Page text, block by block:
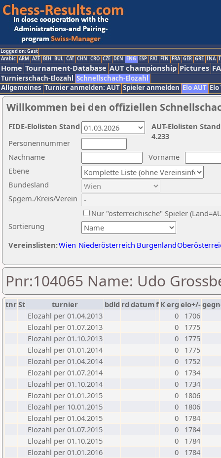
Logged on: Gast
Arabic ARM AZE BIH BUL CAT CHN CRO CZE DEN ENG ESP FAI FIN FRA GER GRE INA
Home Tournament-Database AUT championship Pictures
Turnierschach-Elozahl Schnellschach-Elozahl
Allgemeines Turnier anmelden: AUT Spieler anmelden Elo AUT
Willkommen bei den offiziellen
Nachname
Vorname
Ebene
Sortierung
Personennummer
Bundesland
Spgem./Kreis/Verein
Nur "österreichische" Spieler
Vereinslisten:Wien Niederösterreich Burgenland
AUT-Elolisten
4.233
FIDE-Elolisten Stand
Pnr:104065 Name: Udo
tnrSt turnier bdld rd datumf Kerg elo+/-
Elozahl per 01.04.2013
0
1706
Elozahl per 01.07.2013
0
1775
Elozahl per 01.10.2013
0
1775
Elozahl per 01.01.2014
0
1775
Elozahl per 01.04.2014
0
1752
Elozahl per 01.07.2014
0
1734
Elozahl per 01.10.2014
0
1734
Elozahl per 01.01.2015
0
1806
Elozahl per 10.01.2015
0
1806
Elozahl per 01.04.2015
0
1784
Elozahl per 01.07.2015
0
1784
Elozahl per 01.10.2015
0
1784
Elozahl per 01.01.2016
0
1784